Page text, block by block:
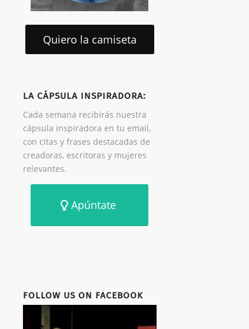
Quiero la camiseta
LA CÁPSULA INSPIRADORA:
Cada semana recibirás nuestra
cápsula inspiradora en tu email,
con citas y frases destacadas de
creadoras, escritoras y mujeres
relevantes.
Apúntate
FOLLOW US ON FACEBOOK